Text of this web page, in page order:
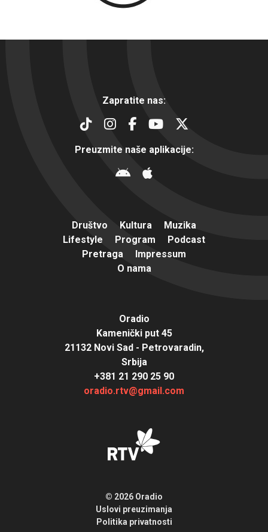
Zapratite nas:
Preuzmite naše aplikacije:
Društvo Kultura
Muzika
Lifestyle
Program
Podcast
Pretraga
Impressum
O nama
Oradio
Kamenički put 45
21132 Novi Sad - Petrovaradin,
Srbija
+381 21 290 25 90
oradio.rtv@gmail.com
© 2026 Oradio
Uslovi preuzimanja
Politika privatnosti